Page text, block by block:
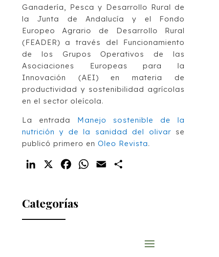
Ganadería, Pesca y Desarrollo Rural de
la Junta de Andalucía y el Fondo
Europeo Agrario de Desarrollo Rural
(FEADER) a través del Funcionamiento
de los Grupos Operativos de las
Asociaciones Europeas para la
Innovación (AEI) en materia de
productividad y sostenibilidad agrícolas
en el sector oleícola.
La entrada Manejo sostenible de la
nutrición y de la sanidad del olivarse
publicó primero en Oleo Revista.
LinkedIn FacebookWhatsApp
Email
Categorías